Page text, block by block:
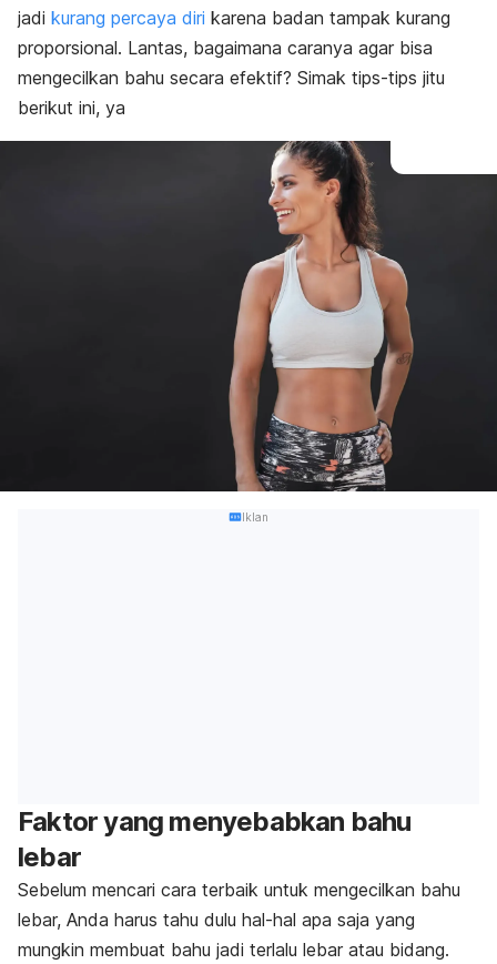
jadi kurang percaya diri karena badan tampak kurang
proporsional. Lantas, bagaimana caranya agar bisa
mengecilkan bahu secara efektif? Simak tips-tips jitu
berikut ini, ya
Iklan
Faktor yang menyebabkan bahu
lebar
Sebelum mencari cara terbaik untuk mengecilkan bahu
lebar, Anda harus tahu dulu hal-hal apa saja yang
mungkin membuat bahu jadi terlalu lebar atau bidang.